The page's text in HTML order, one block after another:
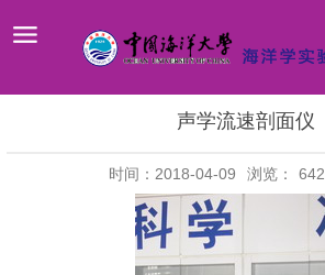
声学流速剖面仪
时间：2018-04-09 浏览： 642